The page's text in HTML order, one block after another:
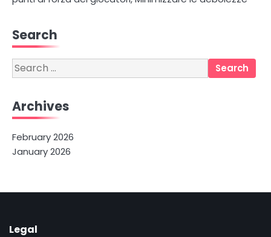
Search
Search
for:
Archives
February 2026
January 2026
Legal